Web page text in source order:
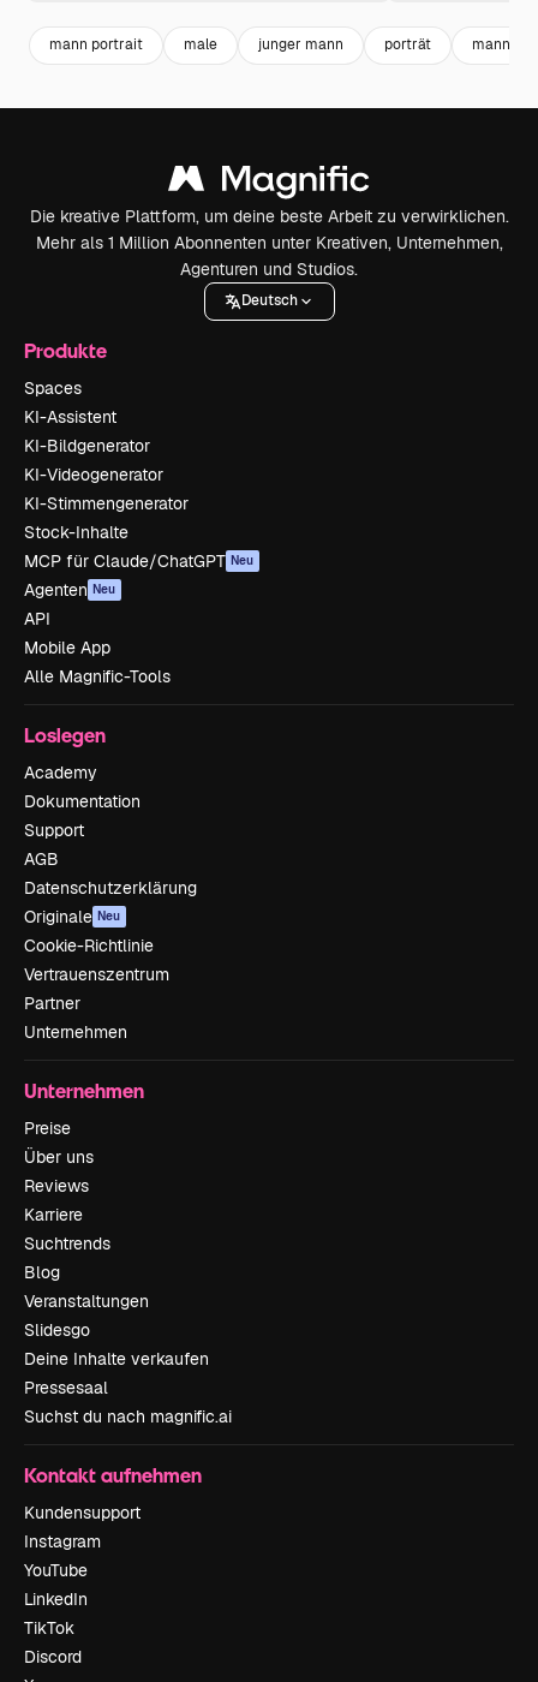
mann portrait male junger mann porträt mann
Die kreative Plattform, um deine beste Arbeit zu verwirklichen.
Mehr als 1 Million Abonnenten unter Kreativen, Unternehmen,
Agenturen und Studios.
Deutsch
Produkte
Spaces
KI-Assistent
KI-Bildgenerator
KI-Videogenerator
KI-Stimmengenerator
Stock-Inhalte
MCP für Claude/ChatGPT Neu
Agenten Neu
API
Mobile App
Alle Magnific-Tools
Loslegen
Academy
Dokumentation
Support
AGB
Datenschutzerklärung
Originale Neu
Cookie-Richtlinie
Vertrauenszentrum
Partner
Unternehmen
Unternehmen
Preise
Über uns
Reviews
Karriere
Suchtrends
Blog
Veranstaltungen
Slidesgo
Deine Inhalte verkaufen
Pressesaal
Suchst du nach magnific.ai
Kontakt aufnehmen
Kundensupport
Instagram
YouTube
LinkedIn
TikTok
Discord